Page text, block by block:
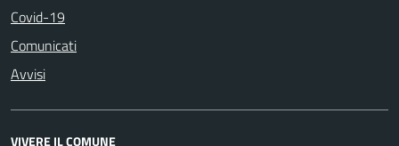
Covid-19
Comunicati
Avvisi
VIVERE IL COMUNE